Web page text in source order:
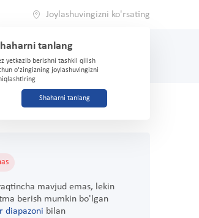
Joylashuvingizni ko'rsating
tanlang
yetkazib berishni tashkil qilish
o'zingizning joylashuvingizni
Shaharni tanlang
200-03-03
ml
mavjud emas, lekin
berish mumkin bo'lgan
diapazoni bilan